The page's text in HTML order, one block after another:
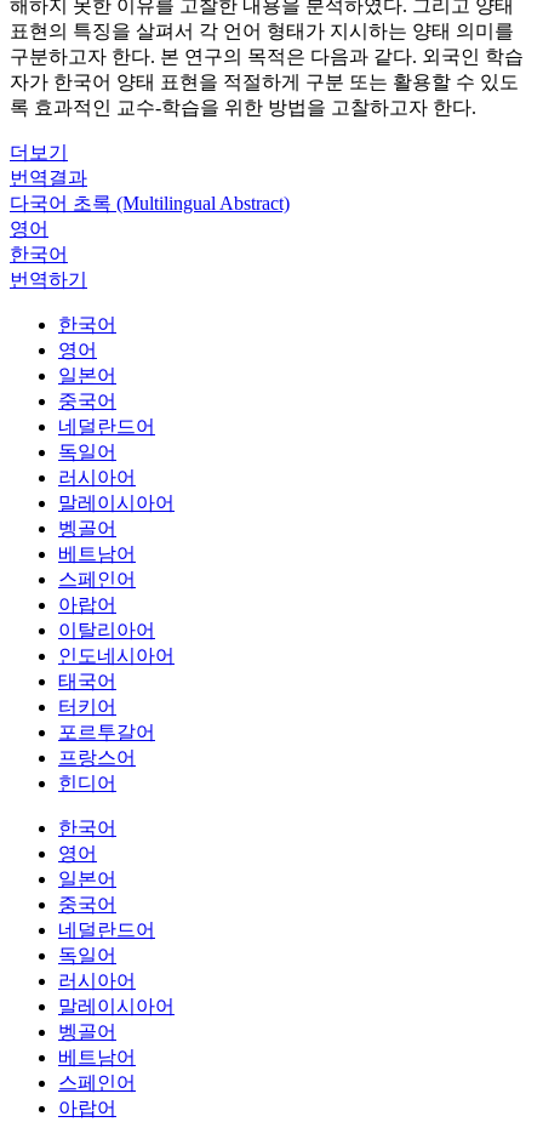
해하지 못한 이유를 고찰한 내용을 분석하였다. 그리고 양태
표현의 특징을 살펴서 각 언어 형태가 지시하는 양태 의미를
구분하고자 한다. 본 연구의 목적은 다음과 같다. 외국인 학습
자가 한국어 양태 표현을 적절하게 구분 또는 활용할 수 있도
록 효과적인 교수-학습을 위한 방법을 고찰하고자 한다.
더보기
번역결과
다국어 초록 (Multilingual Abstract)
영어
한국어
번역하기
한국어
영어
일본어
중국어
네덜란드어
독일어
러시아어
말레이시아어
벵골어
베트남어
스페인어
아랍어
이탈리아어
인도네시아어
태국어
터키어
포르투갈어
프랑스어
힌디어
한국어
영어
일본어
중국어
네덜란드어
독일어
러시아어
말레이시아어
벵골어
베트남어
스페인어
아랍어